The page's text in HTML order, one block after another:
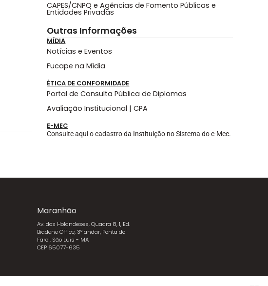
CAPES/CNPQ e Agências de Fomento Públicas e
Entidades Privadas
Outras Informações
MÍDIA
Notícias e Eventos
Fucape na Mídia
ÉTICA DE CONFORMIDADE
Portal de Consulta Pública de Diplomas
Avaliação Institucional | CPA
E-MEC
Consulte aqui o cadastro da Instituição no Sistema do e-Mec.
Maranhão
Av. dos Holandeses, Quadra 8, 1, Ed.
Biadene Office, 3º andar, Ponta do
Farol, São Luís - MA
CEP 65077-635